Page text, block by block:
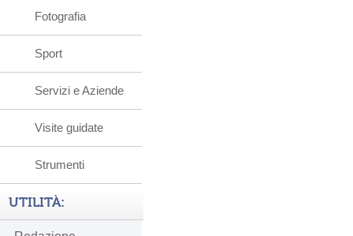
Fotografia
Sport
Servizi e Aziende
Visite guidate
Strumenti
UTILITÀ: